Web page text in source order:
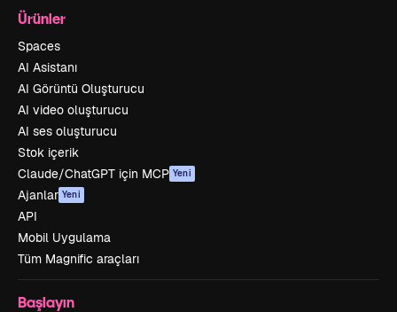
Ürünler
Spaces
AI Asistanı
AI Görüntü Oluşturucu
AI video oluşturucu
AI ses oluşturucu
Stok içerik
Claude/ChatGPT için MCP Yeni
Ajanlar Yeni
API
Mobil Uygulama
Tüm Magnific araçları
Başlayın